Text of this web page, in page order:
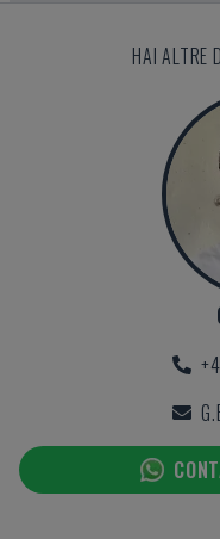
HAI ALTRE